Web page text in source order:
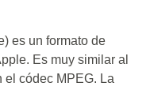
es un formato de
Es muy similar al
el códec MPEG. La